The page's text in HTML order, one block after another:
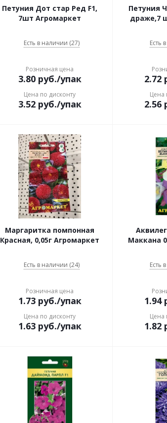
Петуния Дот стар Ред F1,
7шт Агромаркет
Есть в наличии (27)
Розничная цена
3.80руб./упак
Цена по дисконту
3.52руб./упак
Петуния
драже,7
Есть
2.72
Цена
2.56
Маргаритка помпонная
Красная, 0,05г Агромаркет
Есть в наличии (24)
Розничная цена
1.73руб./упак
Цена по дисконту
1.63руб./упак
Маккана
Есть
1.94
Цена
1.82